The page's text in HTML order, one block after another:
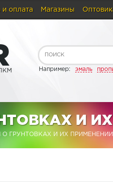
и оплата Магазины
Например: эмаль
И
О ГРУНТОВКАХ И ИХ ПРИМЕНЕНИИ